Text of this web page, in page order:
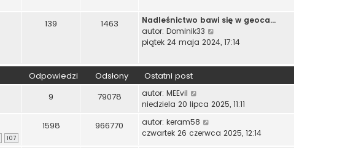
s
t
z
y
p
n
o
w
p
s
n
a
j
o
z
p
o
e
t
n
o
w
s
139 1463
Nadleśnictwo bawi się w geoca…
autor: Dominik33
y
e
l
a
piątek 24 maja 2024, 17:14
Odpowiedzi Odsłony Ostatni post
9 79078 autor: MEEvil
niedziela 20 lipca 2025, 11:11
107
1598 966770 autor: keram58
czwartek 26 czerwca 2025, 12:14